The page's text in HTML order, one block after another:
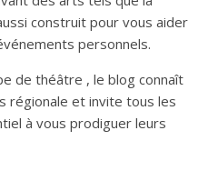
construit pour vous aider
personnels.
de théâtre , le blog connaît
régionale et invite tous les
à vous prodiguer leurs